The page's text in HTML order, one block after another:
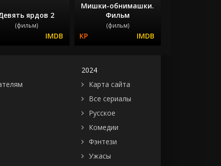
ярдов 2
(фильм)
Мишки-обнимашки.
Фильм
(фильм)
2024
Карта сайта
Все сериалы
Русское
Комедии
Фэнтези
Ужасы